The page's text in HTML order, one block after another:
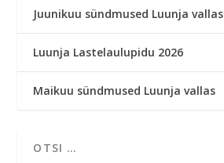
Juunikuu sündmused Luunja vallas
Luunja Lastelaulupidu 2026
Maikuu sündmused Luunja vallas